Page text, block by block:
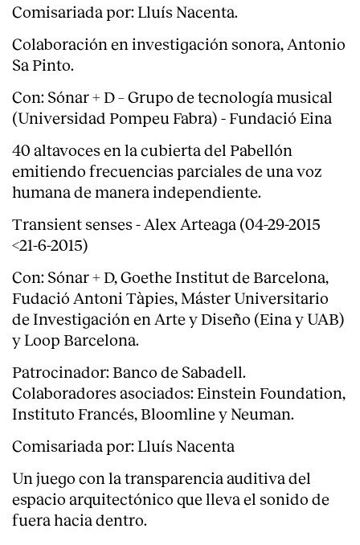
Clientes
Comisariada por: Lluís Nacenta.
Colaboración en investigación sonora, Antonio
Sa Pinto.
Con: Sónar + D – Grupo de tecnología musical
(Universidad Pompeu Fabra) - Fundació Eina
40 altavoces en la cubierta del Pabellón
emitiendo frecuencias parciales de una voz
humana de manera independiente.
Transient senses - Alex Arteaga (04-29-2015
<21-6-2015)
Con: Sónar + D, Goethe Institut de Barcelona,
Fudació Antoni Tàpies, Máster Universitario
de Investigación en Arte y Diseño (Eina y UAB)
y Loop Barcelona.
Patrocinador: Banco de Sabadell.
Colaboradores asociados: Einstein Foundation,
Instituto Francés, Bloomline y Neuman.
Comisariada por: Lluís Nacenta
Un juego con la transparencia auditiva del
espacio arquitectónico que lleva el sonido de
fuera hacia dentro.